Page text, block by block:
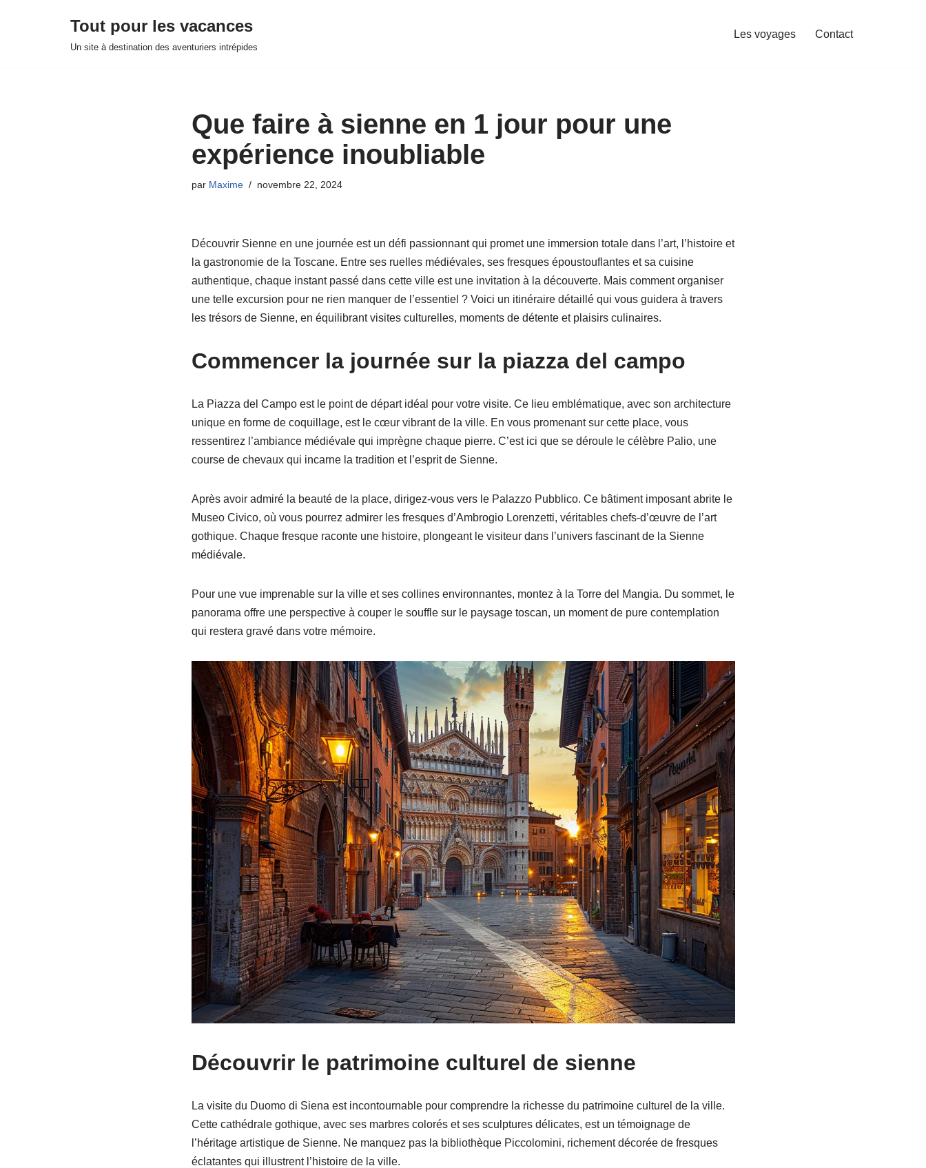
Tout pour les vacances
Un site à destination des aventuriers intrépides
Les voyages Contact
Que faire à sienne en 1 jour pour une
expérience inoubliable
par Maxime novembre 22, 2024
Découvrir Sienne en une journée est un défi passionnant qui promet une immersion totale dans l’art, l’histoire et
la gastronomie de la Toscane. Entre ses ruelles médiévales, ses fresques époustouflantes et sa cuisine
authentique, chaque instant passé dans cette ville est une invitation à la découverte. Mais comment organiser
une telle excursion pour ne rien manquer de l’essentiel ? Voici un itinéraire détaillé qui vous guidera à travers
les trésors de Sienne, en équilibrant visites culturelles, moments de détente et plaisirs culinaires.
Commencer la journée sur la piazza del campo
La Piazza del Campo est le point de départ idéal pour votre visite. Ce lieu emblématique, avec son architecture
unique en forme de coquillage, est le cœur vibrant de la ville. En vous promenant sur cette place, vous
ressentirez l’ambiance médiévale qui imprègne chaque pierre. C’est ici que se déroule le célèbre Palio, une
course de chevaux qui incarne la tradition et l’esprit de Sienne.
Après avoir admiré la beauté de la place, dirigez-vous vers le Palazzo Pubblico. Ce bâtiment imposant abrite le
Museo Civico, où vous pourrez admirer les fresques d’Ambrogio Lorenzetti, véritables chefs-d’œuvre de l’art
gothique. Chaque fresque raconte une histoire, plongeant le visiteur dans l’univers fascinant de la Sienne
médiévale.
Pour une vue imprenable sur la ville et ses collines environnantes, montez à la Torre del Mangia. Du sommet, le
panorama offre une perspective à couper le souffle sur le paysage toscan, un moment de pure contemplation
qui restera gravé dans votre mémoire.
Découvrir le patrimoine culturel de sienne
La visite du Duomo di Siena est incontournable pour comprendre la richesse du patrimoine culturel de la ville.
Cette cathédrale gothique, avec ses marbres colorés et ses sculptures délicates, est un témoignage de
l’héritage artistique de Sienne. Ne manquez pas la bibliothèque Piccolomini, richement décorée de fresques
éclatantes qui illustrent l’histoire de la ville.